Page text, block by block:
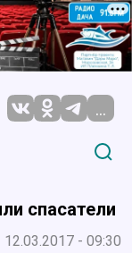
...
спасатели
12.03.2017 - 09:30